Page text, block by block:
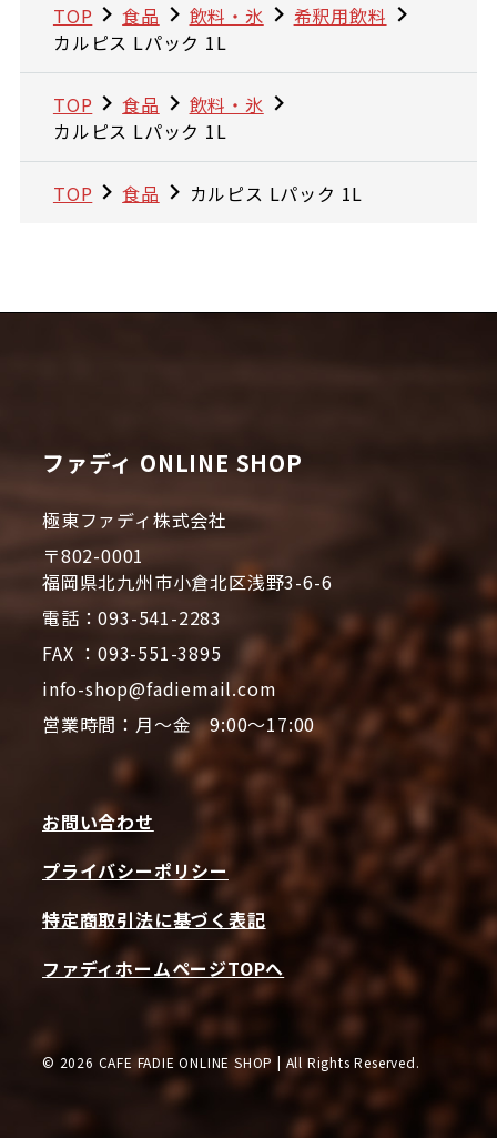
TOP 食品 飲料・氷
希釈用飲料
カルピス Lパック 1L
TOP 食品
飲料・氷
カルピス Lパック 1L
TOP 食品 カルピス Lパック 1L
ファディ ONLINE SHOP
極東ファディ株式会社
〒802-0001
福岡県北九州市小倉北区浅野3-6-6
電話：093-541-2283
FAX ：093-551-3895
info-shop@fadiemail.com
営業時間：月～金 9:00～17:00
お問い合わせ
プライバシーポリシー
特定商取引法に基づく表記
ファディホームページTOPへ
© 2026 CAFE FADIE ONLINE SHOP | All Rights Reserved.